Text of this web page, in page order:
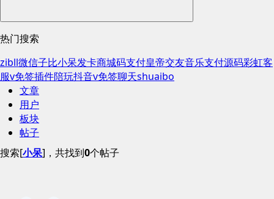
热门搜索
zibll微信子比小呆发卡商城码支付皇帝交友音乐支付源码彩虹客
服v免签插件陪玩抖音v免签聊天shuaibo
文章
用户
板块
帖子
搜索[小呆]，共找到0个帖子